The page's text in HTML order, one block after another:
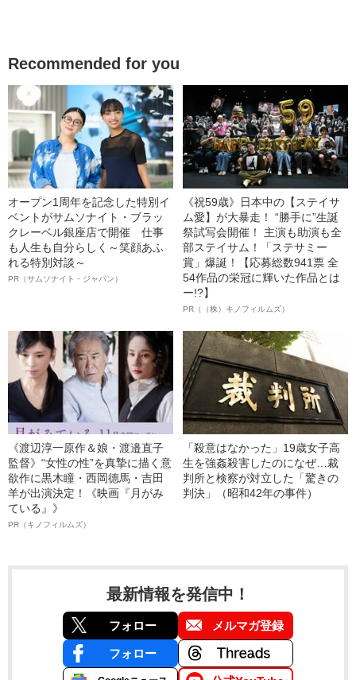
Recommended for you
オープン1周年を記念した特別イ
ベントがサムソナイト・ブラッ
クレーベル銀座店で開催 仕事
も人生も自分らしく～笑顔あふ
れる特別対談～
PR（サムソナイト・ジャパン）
《祝59歳》日本中の【ステイサ
ム愛】が大暴走！ “勝手に”生誕
祭試写会開催！ 主演も助演も全
部ステイサム！「ステサミー
賞」爆誕！【応募総数941票 全
54作品の栄冠に輝いた作品とは
ー!?】
PR（（株）キノフィルムズ）
《渡辺淳一原作＆娘・渡邉直子
監督》“女性の性”を真摯に描く意
欲作に黒木瞳・西岡德馬・吉田
羊が出演決定！《映画『月がみ
ている』》
PR（キノフィルムズ）
「殺意はなかった」19歳女子高
生を強姦殺害したのになぜ…裁
判所と検察が対立した「驚きの
判決」（昭和42年の事件）
最新情報を発信中！
フォロー メルマガ登録
フォロー